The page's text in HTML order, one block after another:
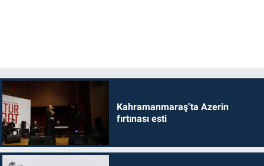
Kahramanmaraş’ta Azerin
fırtınası esti